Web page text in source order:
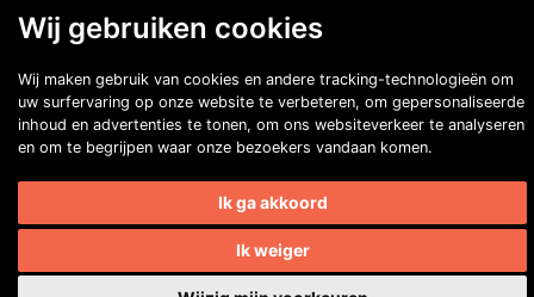
Wij gebruiken cookies
Wij maken gebruik van cookies en andere tracking-technologieën om
uw surfervaring op onze website te verbeteren, om gepersonaliseerde
inhoud en advertenties te tonen, om ons websiteverkeer te analyseren
en om te begrijpen waar onze bezoekers vandaan komen.
Ik ga akkoord
Ik weiger